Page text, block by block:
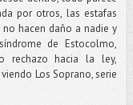
por otros, las estafas
hacen daño a nadie y
de Estocolmo,
rechazo hacia la ley,
Los Soprano, serie